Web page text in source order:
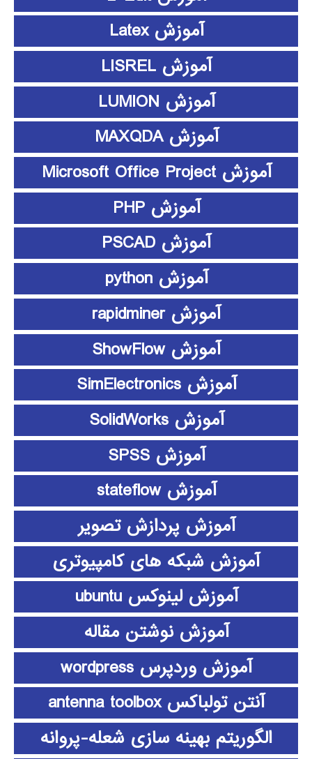
آموزش Latex
آموزش LISREL
آموزش LUMION
آموزش MAXQDA
آموزش Microsoft Office Project
آموزش PHP
آموزش PSCAD
آموزش python
آموزش rapidminer
آموزش ShowFlow
آموزش SimElectronics
آموزش SolidWorks
آموزش SPSS
آموزش stateflow
آموزش پردازش تصویر
آموزش شبکه های کامپیوتری
آموزش لینوکس ubuntu
آموزش نوشتن مقاله
آموزش وردپرس wordpress
آنتن تولباکس antenna toolbox
الگوریتم بهینه سازی شعله-پروانه